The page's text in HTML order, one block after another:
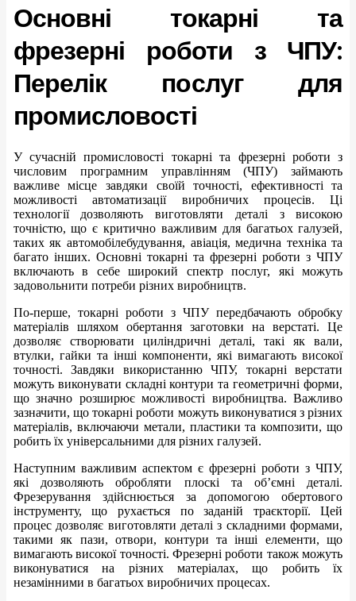
Основні токарні та
фрезерні роботи з ЧПУ:
Перелік послуг для
промисловості
У сучасній промисловості токарні та фрезерні роботи з
числовим програмним управлінням (ЧПУ) займають
важливе місце завдяки своїй точності, ефективності та
можливості автоматизації виробничих процесів. Ці
технології дозволяють виготовляти деталі з високою
точністю, що є критично важливим для багатьох галузей,
таких як автомобілебудування, авіація, медична техніка та
багато інших. Основні токарні та фрезерні роботи з ЧПУ
включають в себе широкий спектр послуг, які можуть
задовольнити потреби різних виробництв.
По-перше, токарні роботи з ЧПУ передбачають обробку
матеріалів шляхом обертання заготовки на верстаті. Це
дозволяє створювати циліндричні деталі, такі як вали,
втулки, гайки та інші компоненти, які вимагають високої
точності. Завдяки використанню ЧПУ, токарні верстати
можуть виконувати складні контури та геометричні форми,
що значно розширює можливості виробництва. Важливо
зазначити, що токарні роботи можуть виконуватися з різних
матеріалів, включаючи метали, пластики та композити, що
робить їх універсальними для різних галузей.
Наступним важливим аспектом є фрезерні роботи з ЧПУ,
які дозволяють обробляти плоскі та об’ємні деталі.
Фрезерування здійснюється за допомогою обертового
інструменту, що рухається по заданій траєкторії. Цей
процес дозволяє виготовляти деталі з складними формами,
такими як пази, отвори, контури та інші елементи, що
вимагають високої точності. Фрезерні роботи також можуть
виконуватися на різних матеріалах, що робить їх
незамінними в багатьох виробничих процесах.